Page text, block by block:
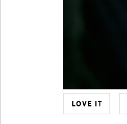
LOVE IT